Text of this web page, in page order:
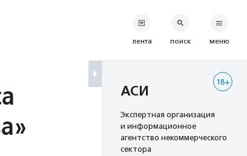
лента поиск меню
18+
АСИ
Экспертная организация
и информационное
агентство некоммерческого
сектора